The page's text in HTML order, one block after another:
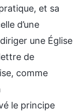
et sa
d’une
une Église
de
comme
le principe